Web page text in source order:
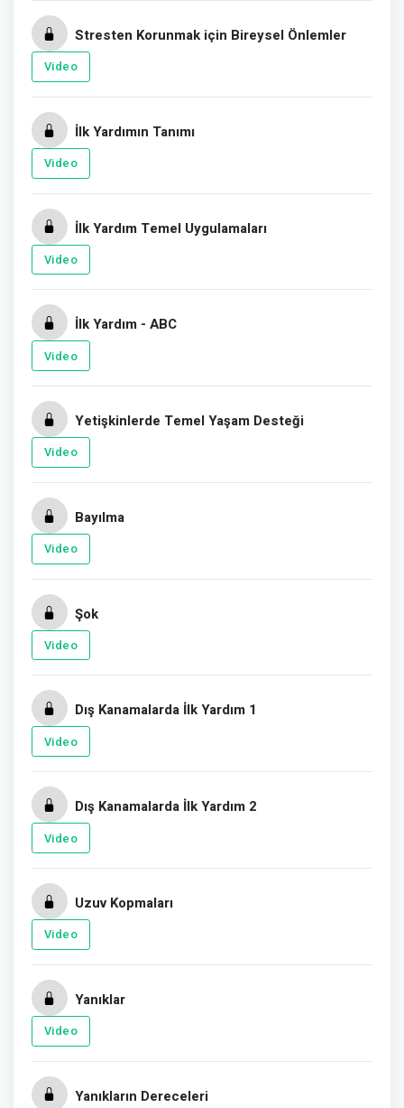
Stresten Korunmak için Bireysel Önlemler
Video
İlk Yardımın Tanımı
Video
İlk Yardım Temel Uygulamaları
Video
İlk Yardım - ABC
Video
Yetişkinlerde Temel Yaşam Desteği
Video
Bayılma
Video
Şok
Video
Dış Kanamalarda İlk Yardım 1
Video
Dış Kanamalarda İlk Yardım 2
Video
Uzuv Kopmaları
Video
Yanıklar
Video
Yanıkların Dereceleri